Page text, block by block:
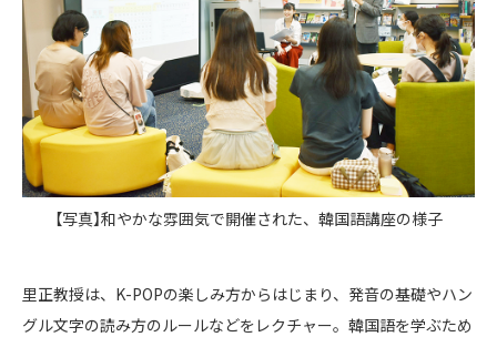
【写真】和やかな雰囲気で開催された、韓国語講座の様子
里正教授は、K-POPの楽しみ方からはじまり、発音の基礎やハン
グル文字の読み方のルールなどをレクチャー。韓国語を学ぶため